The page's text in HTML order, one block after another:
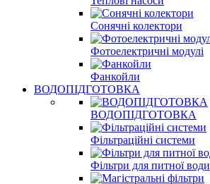
Сонячні колектори
Фотоелектричні модулі
Фанкойли
ВОДОПІДГОТОВКА
ВОДОПІДГОТОВКА
Фільтраційні системи
Фільтри для питної води